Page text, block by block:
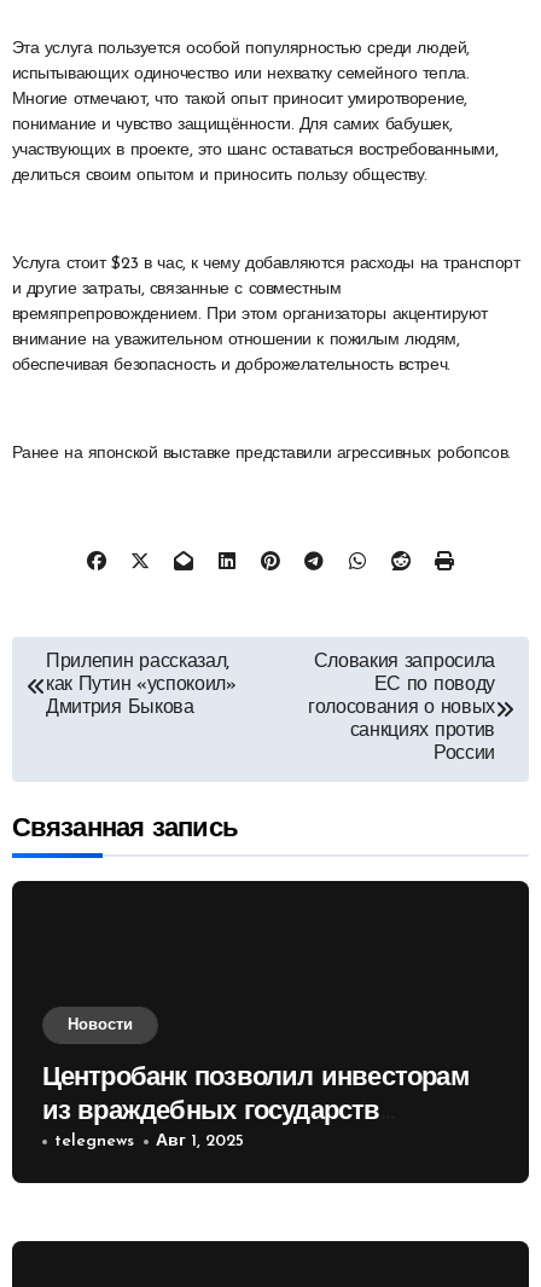
Эта услуга пользуется особой популярностью среди людей,
испытывающих одиночество или нехватку семейного тепла.
Многие отмечают, что такой опыт приносит умиротворение,
понимание и чувство защищённости. Для самих бабушек,
участвующих в проекте, это шанс оставаться востребованными,
делиться своим опытом и приносить пользу обществу.
Услуга стоит $23 в час, к чему добавляются расходы на транспорт
и другие затраты, связанные с совместным
времяпрепровождением. При этом организаторы акцентируют
внимание на уважительном отношении к пожилым людям,
обеспечивая безопасность и доброжелательность встреч.
Ранее на японской выставке представили агрессивных робопсов.
Навигация
по
Прилепин рассказал,
как Путин «успокоил»
Дмитрия Быкова
Словакия запросила
ЕС по поводу
голосования о новых
санкциях против
России
Связанная запись
Новости
Центробанк позволил инвесторам
из враждебных государств
приобретать валюту
telegnews Авг 1, 2025